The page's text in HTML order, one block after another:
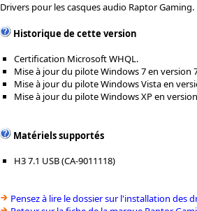
Drivers pour les casques audio Raptor Gaming.
Historique de cette version
Certification Microsoft WHQL.
Mise à jour du pilote Windows 7 en version
Mise à jour du pilote Windows Vista en
Mise à jour du pilote Windows XP en
Matériels supportés
H3 7.1 USB (CA-9011118)
Pensez à lire le dossier sur l'installation des